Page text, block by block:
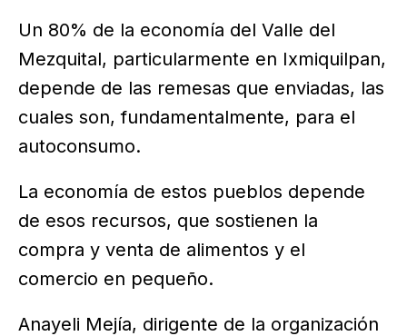
Un 80% de la economía del Valle del
Mezquital, particularmente en Ixmiquilpan,
depende de las remesas que enviadas, las
cuales son, fundamentalmente, para el
autoconsumo.
La economía de estos pueblos depende
de esos recursos, que sostienen la
compra y venta de alimentos y el
comercio en pequeño.
Anayeli Mejía, dirigente de la organización